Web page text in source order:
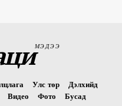
МЭДЭЭ
Улс төр
Дэлхийд
Видео Фото Бусад